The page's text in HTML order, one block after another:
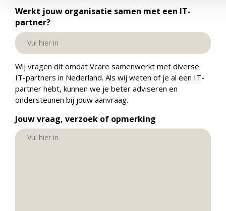
Werkt jouw organisatie samen met een IT-
partner?
Wij vragen dit omdat Vcare samenwerkt met diverse
IT-partners in Nederland. Als wij weten of je al een IT-
partner hebt, kunnen we je beter adviseren en
ondersteunen bij jouw aanvraag.
Jouw vraag, verzoek of opmerking